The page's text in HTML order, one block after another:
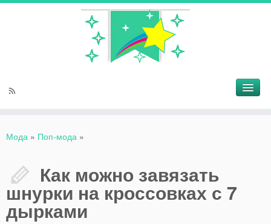
Мода » Поп-мода »
Как можно завязать
шнурки на кроссовках с 7
дырками